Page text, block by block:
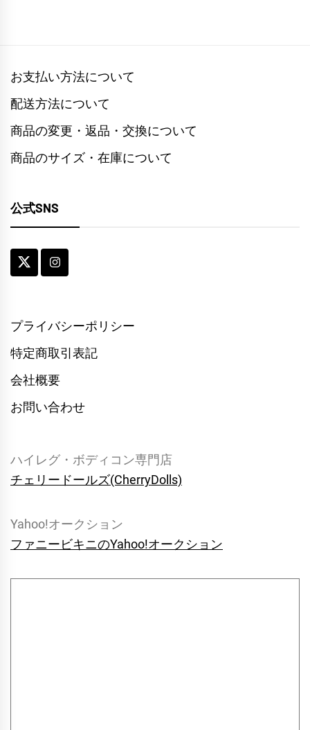
お支払い方法について
配送方法について
商品の変更・返品・交換について
商品のサイズ・在庫について
公式SNS
プライバシーポリシー
特定商取引表記
会社概要
お問い合わせ
ハイレグ・ボディコン専門店
チェリードールズ(CherryDolls)
Yahoo!オークション
ファニービキニのYahoo!オークション